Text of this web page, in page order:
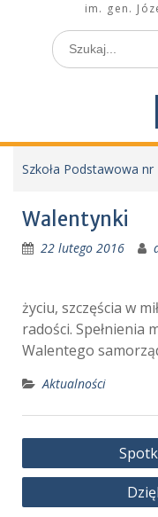
im. gen.
Search
for:
Szkoła Podstawowa nr
Walentynki
22 lutego 2016
życiu, szczęścia w
radości. Spełnienia
Walentego
Aktualności
Nawigacja
wpisu